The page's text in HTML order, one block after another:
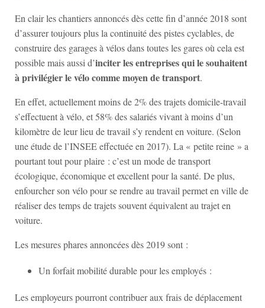
En clair les chantiers annoncés dès cette fin d’année 2018 sont
d’assurer toujours plus la continuité des pistes cyclables, de
construire des garages à vélos dans toutes les gares où cela est
possible mais aussi d’inciter les entreprises qui le souhaitent
à privilégier le vélo comme moyen de transport.
En effet, actuellement moins de 2% des trajets domicile-travail
s’effectuent à vélo, et 58% des salariés vivant à moins d’un
kilomètre de leur lieu de travail s’y rendent en voiture. (Selon
une étude de l’INSEE effectuée en 2017). La « petite reine » a
pourtant tout pour plaire : c’est un mode de transport
écologique, économique et excellent pour la santé. De plus,
enfourcher son vélo pour se rendre au travail permet en ville de
réaliser des temps de trajets souvent équivalent au trajet en
voiture.
Les mesures phares annoncées dès 2019 sont :
Un forfait mobilité durable pour les employés :
Les employeurs pourront contribuer aux frais de déplacement